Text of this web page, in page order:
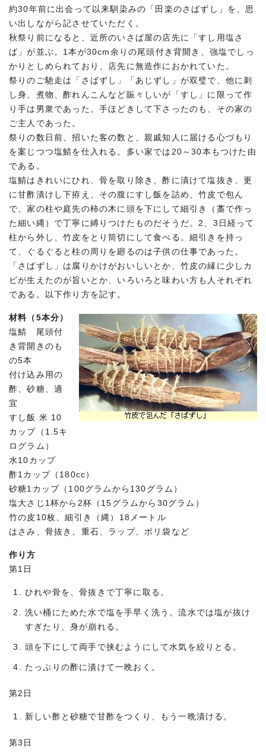
約30年前に出会って以来馴染みの「田楽のさばずし」を、思
い出しながら記させていただく。
秋祭り前になると、近所のいさば屋の店先に「すし用塩さ
ば」が並ぶ。1本が30cm余りの尾頭付き背開き、強塩でしっ
かりとしめられており、店先に無造作におかれていた。
祭りのご馳走は「さばずし」「あじずし」が双璧で、他に刺
し身、煮物、酢れんこんなど賑々しいが「すし」に限って作
り手は男衆であった。手ほどきして下さったのも、その家の
ご主人であった。
祭りの数日前、招いた客の数と、親戚知人に届ける心づもり
を案じつつ塩鯖を仕入れる。多い家では20～30本もつけた由
である。
塩鯖はきれいにひれ、骨を取り除き、酢に漬けて塩抜き、更
に甘酢漬けし下拵え、その腹にすし飯を詰め、竹皮で包ん
で、家の柱や庭先の柿の木に頭を下にして細引き（藁で作っ
た細い縄）で丁寧に縛りつけたものだそうだ。2、3日経って
柱から外し、竹皮をとり筒切にして食べる。細引きを持っ
て、ぐるぐると柱の周りを廻るのは子供の仕事であった。
「さばずし」は腐りかけがおいしいとか、竹皮の縁に少しカ
ビが生えたのが旨いとか、いろいろと味わい方も人それぞれ
である。以下作り方を記す。
材料（5本分）
塩鯖 尾頭付
き背開きのも
の5本
付け込み用の
酢、砂糖、適
宜
すし飯 米 10
カップ（1.5キ
ログラム）
水10カップ
酢1カップ（180cc）
砂糖1カップ（100グラムから130グラム）
塩大さじ1杯から2杯（15グラムから30グラム）
竹の皮10枚、細引き（縄）18メートル
はさみ、骨抜き、重石、ラップ、ポリ袋など
作り方
第1日
ひれや骨を、骨抜きで丁寧に取る。
洗い桶にためた水で塩を手早く洗う。流水では塩が抜け
すぎたり、身が崩れる。
頭を下にして両手で挟むようにして水気を絞りとる。
たっぷりの酢に漬けて一晩おく。
第2日
新しい酢と砂糖で甘酢をつくり、もう一晩漬ける。
第3日